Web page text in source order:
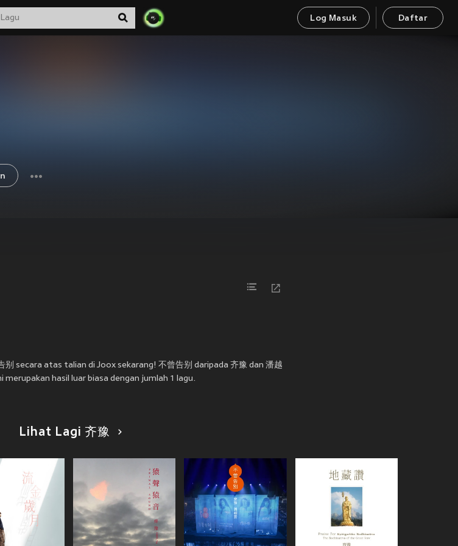
Log Masuk Daftar
secara atas talian di Joox sekarang! 不曾告别 daripada 齐豫 dan 潘越
hasil luar biasa dengan jumlah 1 lagu.
Lihat Lagi 齐豫